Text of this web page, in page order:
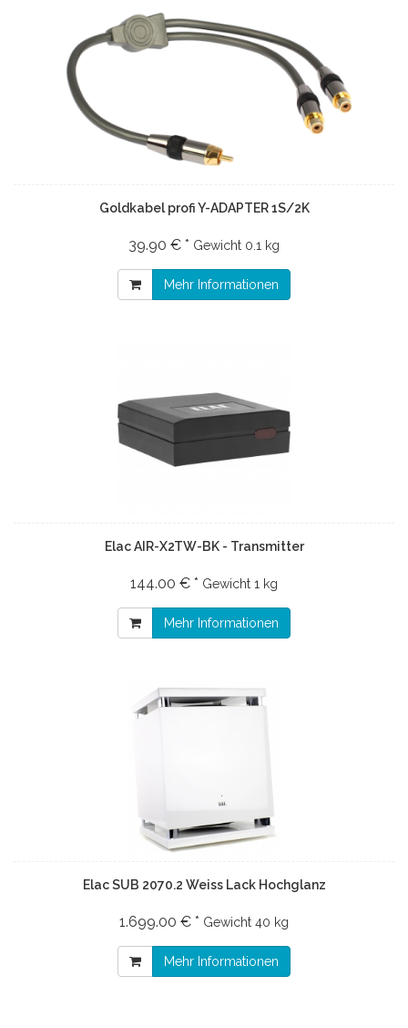
Goldkabel profi Y-ADAPTER 1S/2K
39.90 € * Gewicht 0.1 kg
Mehr Informationen
Elac AIR-X2TW-BK - Transmitter
144.00 € * Gewicht 1 kg
Mehr Informationen
Elac SUB 2070.2 Weiss Lack Hochglanz
1.699.00 € * Gewicht 40 kg
Mehr Informationen